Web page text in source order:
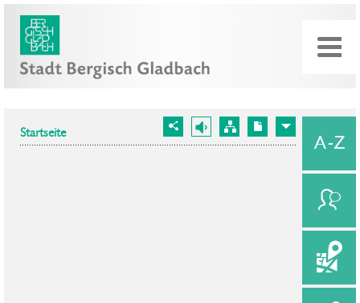
Startseite